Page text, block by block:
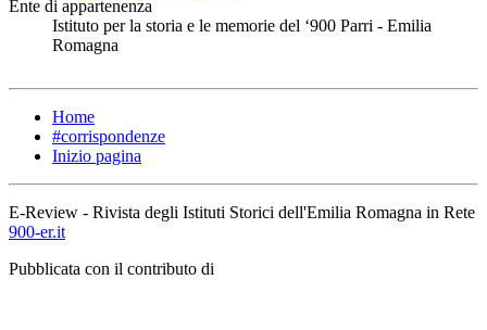
Ente di appartenenza
Istituto per la storia e le memorie del ‘900 Parri - Emilia
Romagna
Home
#corrispondenze
Inizio pagina
E-Review - Rivista degli Istituti Storici dell'Emilia Romagna in Rete
900-er.it
Pubblicata con il contributo di